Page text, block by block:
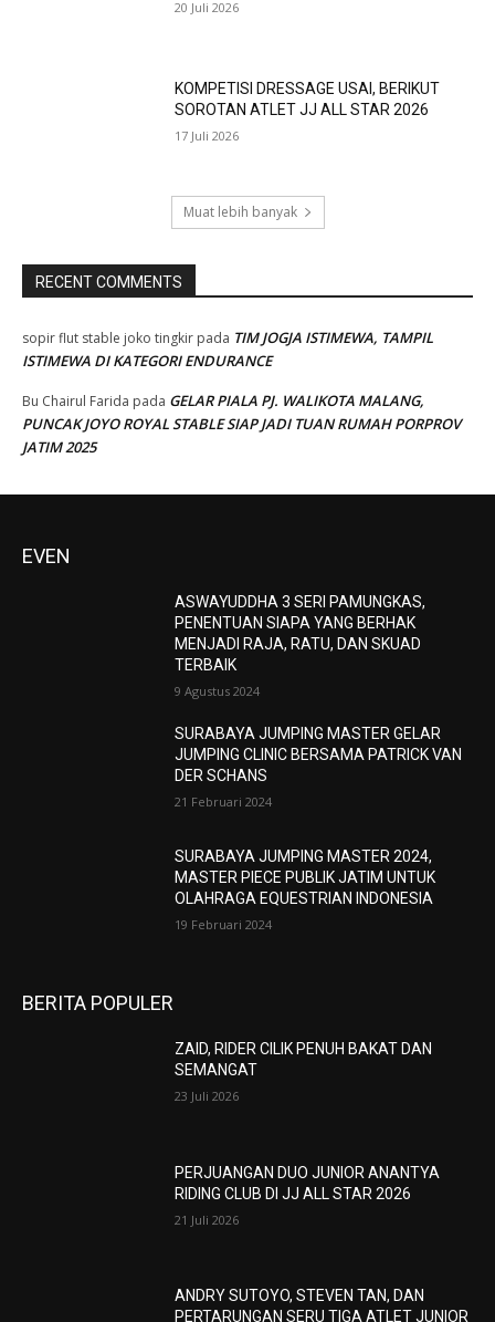
20 Juli 2026
KOMPETISI DRESSAGE USAI, BERIKUT
SOROTAN ATLET JJ ALL STAR 2026
17 Juli 2026
Muat lebih banyak
RECENT COMMENTS
sopir flut stable joko tingkir pada TIM JOGJA ISTIMEWA, TAMPIL
ISTIMEWA DI KATEGORI ENDURANCE
Bu Chairul Farida pada GELAR PIALA PJ. WALIKOTA MALANG,
PUNCAK JOYO ROYAL STABLE SIAP JADI TUAN RUMAH PORPROV
JATIM 2025
EVEN
ASWAYUDDHA 3 SERI PAMUNGKAS,
PENENTUAN SIAPA YANG BERHAK
MENJADI RAJA, RATU, DAN SKUAD
TERBAIK
9 Agustus 2024
SURABAYA JUMPING MASTER GELAR
JUMPING CLINIC BERSAMA PATRICK VAN
DER SCHANS
21 Februari 2024
SURABAYA JUMPING MASTER 2024,
MASTER PIECE PUBLIK JATIM UNTUK
OLAHRAGA EQUESTRIAN INDONESIA
19 Februari 2024
BERITA POPULER
ZAID, RIDER CILIK PENUH BAKAT DAN
SEMANGAT
23 Juli 2026
PERJUANGAN DUO JUNIOR ANANTYA
RIDING CLUB DI JJ ALL STAR 2026
21 Juli 2026
ANDRY SUTOYO, STEVEN TAN, DAN
PERTARUNGAN SERU TIGA ATLET JUNIOR